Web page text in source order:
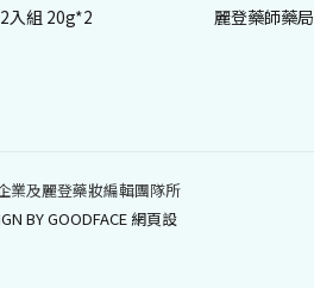
入組 20g*2
麗登藥師藥局
業及麗登藥妝編輯團隊所
BY GOODFACE 網頁設